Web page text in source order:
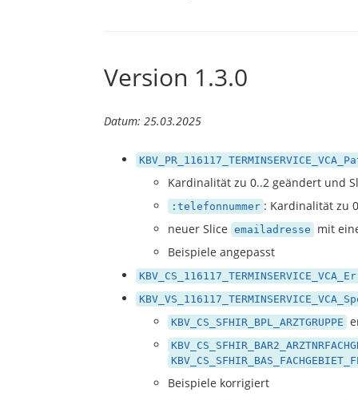
Version 1.3.0
Datum: 25.03.2025
Kardinalität zu 0..2 geändert und
:telefonnummer : Kardinalität zu
neuer Slice emailadresse
mit
Beispiele angepasst
KBV_CS_SFHIR_BPL_ARZTGRUPPE
Beispiele korrigiert